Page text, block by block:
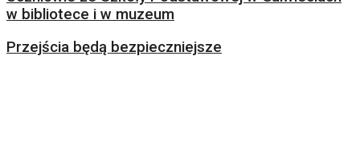
w bibliotece i w muzeum
Przejścia będą bezpieczniejsze